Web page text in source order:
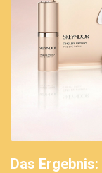
Das Ergebnis: